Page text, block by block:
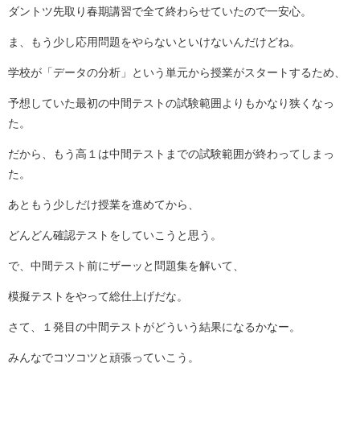
ダントツ先取り春期講習で全て終わらせていたので一安心。
ま、もう少し応用問題をやらないといけないんだけどね。
学校が「データの分析」という単元から授業がスタートするため、
予想していた最初の中間テストの試験範囲よりもかなり狭くなっ
た。
だから、もう高１は中間テストまでの試験範囲が終わってしまっ
た。
あともう少しだけ授業を進めてから、
どんどん確認テストをしていこうと思う。
で、中間テスト前にザーッと問題集を解いて、
模擬テストをやって総仕上げだな。
さて、１発目の中間テストがどういう結果になるかなー。
みんなでコツコツと頑張っていこう。